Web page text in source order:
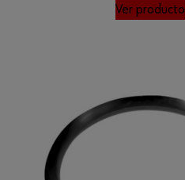
Ver producto